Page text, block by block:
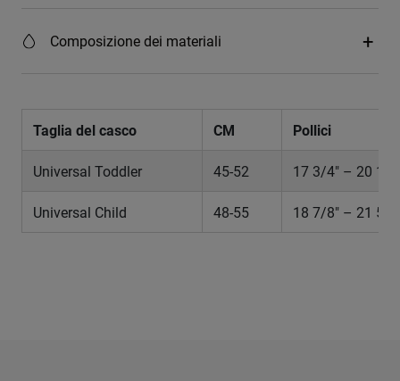
Composizione dei materiali
Taglia del casco CM Pollici
Universal Toddler 45-52 17 3/4" – 20 1/
Universal Child 48-55 18 7/8" – 21 5/